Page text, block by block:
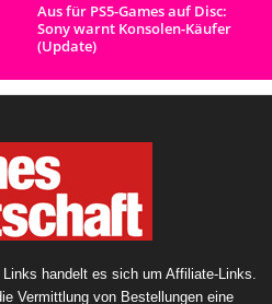
Aus für PS5-Games auf Disc:
Sony warnt Konsolen-Käufer
(Update)
handelt es sich um Affiliate-Links.
Vermittlung von Bestellungen eine